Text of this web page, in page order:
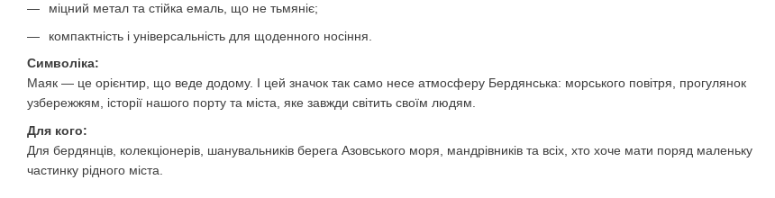
міцний метал та стійка емаль, що не тьмяніє;
компактність і універсальність для щоденного носіння.
Символіка:
Маяк — це орієнтир, що веде додому. І цей значок так само несе атмосферу Бердянська: морського повітря, прогулянок
узбережжям, історії нашого порту та міста, яке завжди світить своїм людям.
Для кого:
Для бердянців, колекціонерів, шанувальників берега Азовського моря, мандрівників та всіх, хто хоче мати поряд маленьку
частинку рідного міста.